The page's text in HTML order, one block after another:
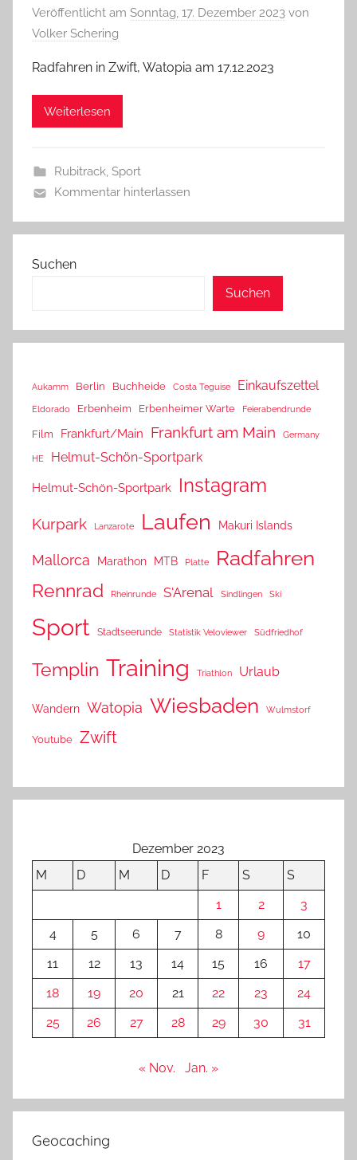
Veröffentlicht am Sonntag, 17. Dezember 2023 von
Volker Schering
Radfahren in Zwift, Watopia am 17.12.2023
Weiterlesen
Rubitrack, Sport
Kommentar hinterlassen
Suchen
Suchen
Aukamm Berlin Buchheide Costa Teguise Einkaufszettel
Eldorado Erbenheim Erbenheimer Warte Feierabendrunde
Film Frankfurt/Main Frankfurt am Main Germany
HE Helmut-Schön-Sportpark
Helmut-Schön-Sportpark Instagram
Kurpark Lanzarote Laufen Makuri Islands
Mallorca Marathon MTB Platte Radfahren
Rennrad Rheinrunde S'Arenal Sindlingen Ski
Sport Stadtseerunde Statistik Veloviewer Südfriedhof
Templin Training Triathlon Urlaub
Wandern Watopia Wiesbaden Wulmstorf
Youtube Zwift
Dezember 2023
M
D M D F S
S
1
2
3
4
5 6 7 8 9
10
11
12 13 14 15 16
17
18
19 20 21 22 23
24
25
26 27 28 29 30 31
« Nov. Jan. »
Geocaching